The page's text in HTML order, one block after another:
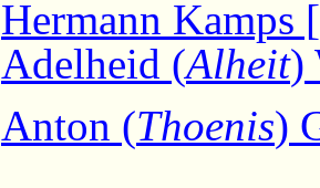
Hermann Kamps
Adelheid (Alheit)
Anton (Thoenis)